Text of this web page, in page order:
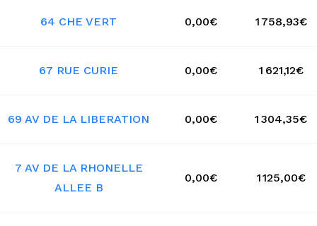
64 CHE VERT 0,00€ 1 758,93€
67 RUE CURIE 0,00€ 1 621,12€
69 AV DE LA LIBERATION 0,00€ 1 304,35€
7 AV DE LA RHONELLE
ALLEE B
0,00€ 1 125,00€